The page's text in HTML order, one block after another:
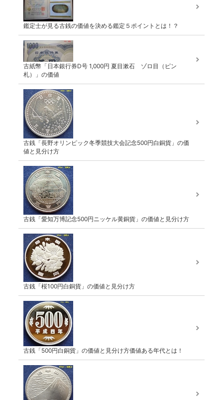
鑑定士が見る古銭の価値を決める鑑定５ポイントとは！？
古紙幣「日本銀行券D号 1,000円 夏目漱石 ゾロ目（ピン
札）」の価値
古銭「長野オリンピック冬季競技大会記念500円白銅貨」の価
値と見分け方
古銭「愛知万博記念500円ニッケル黄銅貨」の価値と見分け方
古銭「桜100円白銅貨」の価値と見分け方
古銭「500円白銅貨」の価値と見分け方価値ある年代とは！